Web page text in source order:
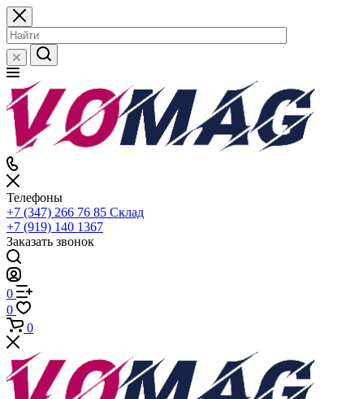
Телефоны
+7 (347) 266 76 85 Склад
+7 (919) 140 1367
Заказать звонок
0
0
0